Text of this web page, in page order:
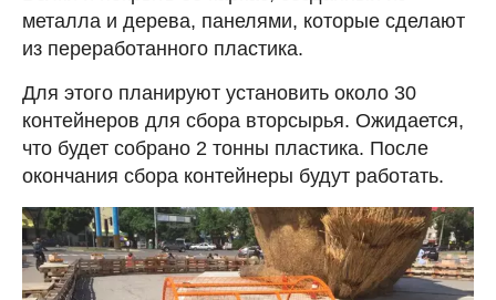
металла и дерева, панелями, которые сделают
из переработанного пластика.
Для этого планируют установить около 30
контейнеров для сбора вторсырья. Ожидается,
что будет собрано 2 тонны пластика. После
окончания сбора контейнеры будут работать.